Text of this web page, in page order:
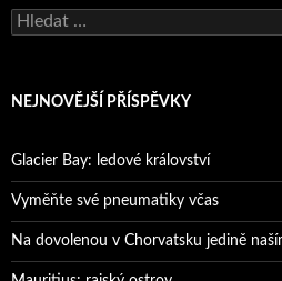
Vyhledávání
NEJNOVĚJŠÍ PŘÍSPĚVKY
Glacier Bay: ledové království
Vyměňte své pneumatiky včas
Na dovolenou v Chorvatsku jedině